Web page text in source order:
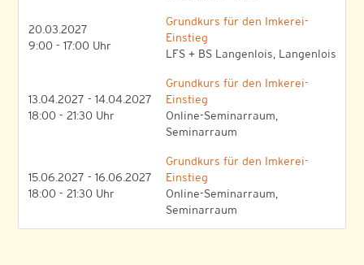
20.03.2027
9:00 - 17:00 Uhr
Grundkurs für den Imkerei-
Einstieg
LFS + BS Langenlois, Langenlois
13.04.2027 - 14.04.2027
18:00 - 21:30 Uhr
Grundkurs für den Imkerei-
Einstieg
Online-Seminarraum,
Seminarraum
15.06.2027 - 16.06.2027
18:00 - 21:30 Uhr
Grundkurs für den Imkerei-
Einstieg
Online-Seminarraum,
Seminarraum